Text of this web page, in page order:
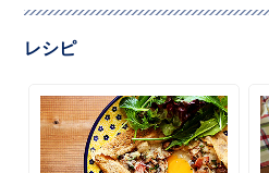
レシピ